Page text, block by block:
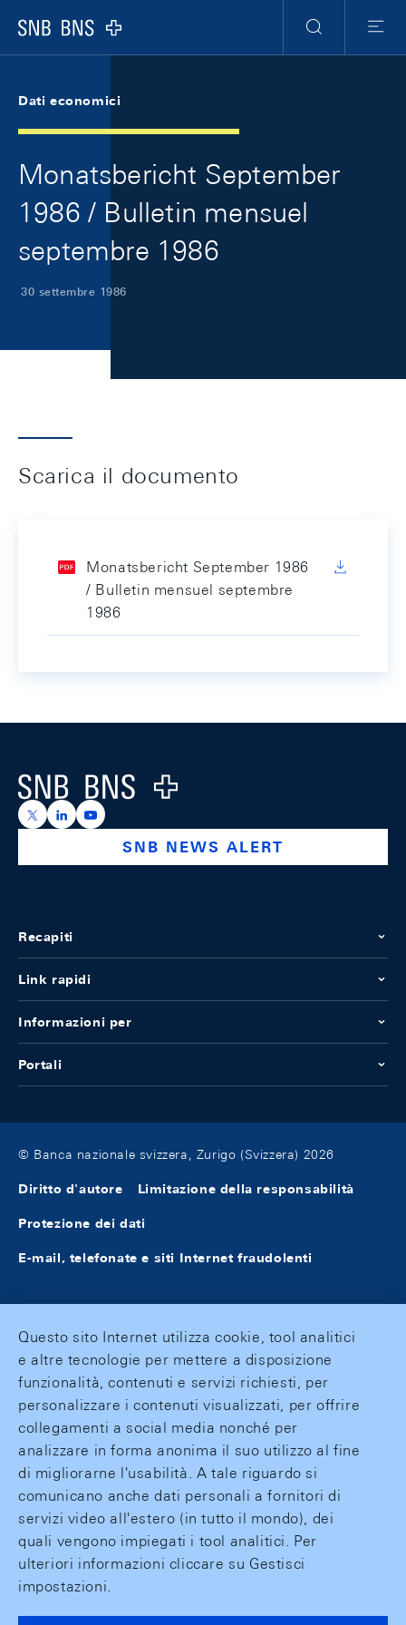
Logo
Ricerca
Menu
Dati economici
Monatsbericht September
1986 / Bulletin mensuel
septembre 1986
30 settembre 1986
Scarica il documento
Monatsbericht September 1986
/ Bulletin mensuel septembre
1986
Logo
https://x.com/snb_bns
https://ch.linkedin.com/company/swiss-national-
https://www.youtube.com/@swissnationalbank
SNB NEWS ALERT
Recapiti
Link rapidi
Informazioni per
Portali
© Banca nazionale svizzera, Zurigo (Svizzera) 2026
Diritto d'autore Limitazione della responsabilità
Protezione dei dati
E-mail, telefonate e siti Internet fraudolenti
Questo sito Internet utilizza cookie, tool analitici
e altre tecnologie per mettere a disposizione
funzionalità, contenuti e servizi richiesti, per
personalizzare i contenuti visualizzati, per offrire
collegamenti a social media nonché per
analizzare in forma anonima il suo utilizzo al fine
di migliorarne l'usabilità. A tale riguardo si
comunicano anche dati personali a fornitori di
servizi video all'estero (in tutto il mondo), dei
quali vengono impiegati i tool analitici. Per
ulteriori informazioni cliccare su Gestisci
impostazioni.